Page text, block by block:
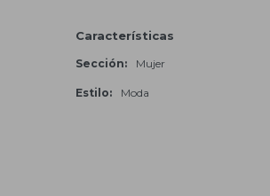
Características
Sección Mujer
Estilo Moda